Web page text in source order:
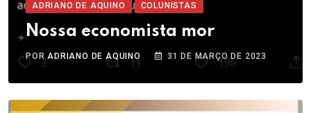
ADRIANO DE AQUINO COLUNISTAS
Nossa economista mor
PORADRIANO DE AQUINO 31 DE MARÇO DE 2023